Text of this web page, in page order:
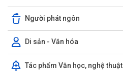
Người phát ngôn
Di sản - Văn hóa
Tác phẩm Văn học, nghệ thuật